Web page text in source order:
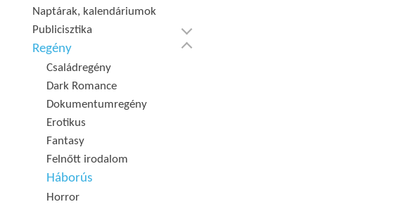
Naptárak, kalendáriumok
Publicisztika
Regény
Családregény
Dark Romance
Dokumentumregény
Erotikus
Fantasy
Felnőtt irodalom
Háborús
Horror